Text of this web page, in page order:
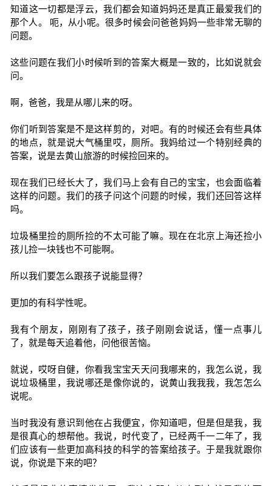
知道这一切都是浮云，我们都会知道妈妈还是真正最爱我们的
那个人。 呃，从小呢。很多时候会问爸爸妈妈一些非常无聊的
问题。
这些问题在我们小时候听到的答案大概是一致的，比如说就会
问。
啊，爸爸，我是从哪儿来的呀。
你们听到答案是不是这样剪的，对吧。有的时候还会有些具体
的地点，就是说大气桶里哎，厕所。我妈给过一个特别经典的
答案，说是去黄山旅游的时候捡回来的。
现在我们已经长大了，我们马上会有自己的宝宝，也会面临着
这样的问题。我们的孩子问这个问题的时候，我们还回答这样
吗。
垃圾桶里捡的厕所捡的不太可能了嘛。现在在北京上海还捡小
孩儿捡一块钱也不可能啊。
所以我们要怎么跟孩子说能显得？
更加的有科学性呢。
我有个朋友，刚刚有了孩子，孩子刚刚会说话，懂一点事儿
了，就是每天追着他，问他很苦恼。
就说，哎呀自健，你看我宝宝天天问我哪来的，我怎么说，我
说垃圾桶里，我说哪还是像你说的，说黄山我我我，我怎怎么
说呢。
当时我没有意识到他在占我便宜，你知道吧，但是但是我，我
是很真心的想帮他。我说，时代变了，已经两千一二年了，我
们应该有一些更加高科技的科学的答案给孩子。于是我就跟你
说，你说是下来的吧？